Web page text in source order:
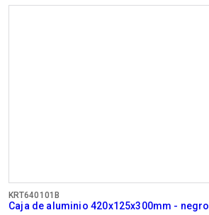
KRT640101B
Caja de aluminio 420x125x300mm - negro